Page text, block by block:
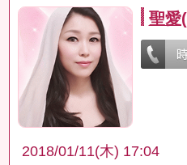
聖愛
2018/01/11(木) 17:04